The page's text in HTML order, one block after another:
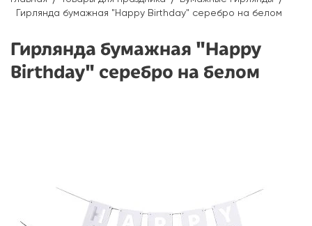
Гирлянда бумажная "Happy Birthday" серебро на белом
Гирлянда бумажная "Happy
Birthday" серебро на белом